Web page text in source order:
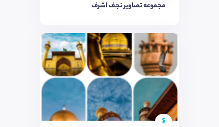
مجموعه تصاویر نجف اشرف
$